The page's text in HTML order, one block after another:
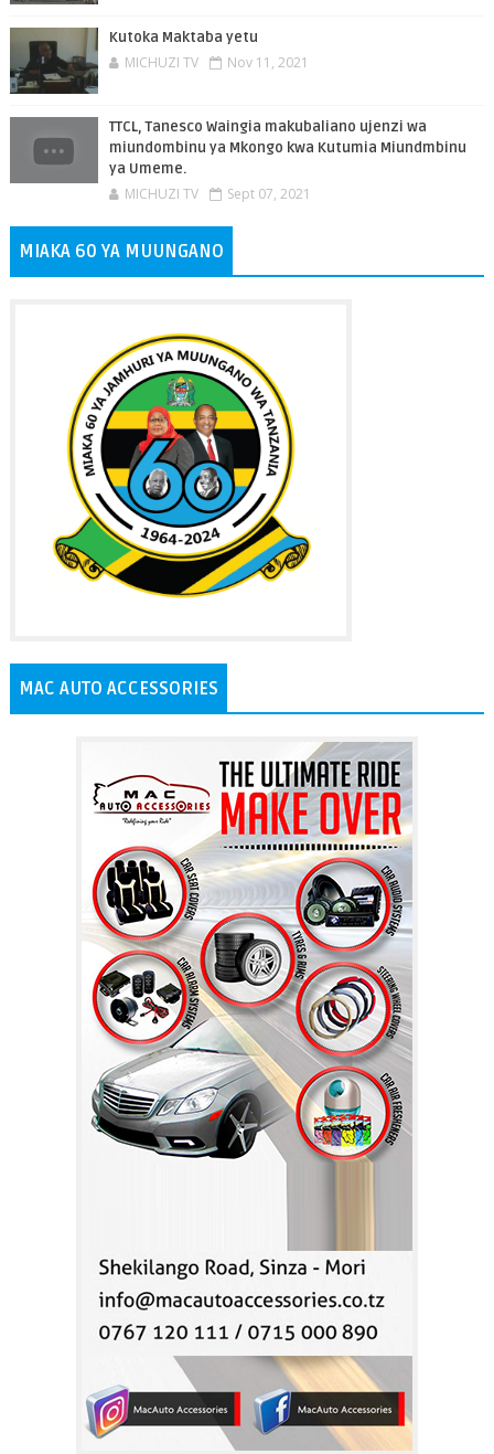
Kutoka Maktaba yetu
MICHUZI TV Nov 11, 2021
TTCL, Tanesco Waingia makubaliano ujenzi wa
miundombinu ya Mkongo kwa Kutumia Miundmbinu
ya Umeme.
MICHUZI TV Sept 07, 2021
MIAKA 60 YA MUUNGANO
MAC AUTO ACCESSORIES